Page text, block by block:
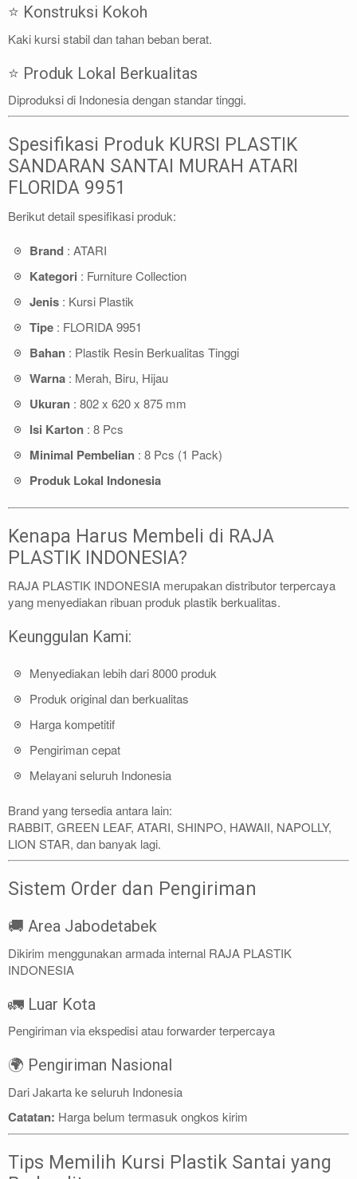
⭐ Konstruksi Kokoh
Kaki kursi stabil dan tahan beban berat.
⭐ Produk Lokal Berkualitas
Diproduksi di Indonesia dengan standar tinggi.
Spesifikasi Produk KURSI PLASTIK
SANDARAN SANTAI MURAH ATARI
FLORIDA 9951
Berikut detail spesifikasi produk:
Brand : ATARI
Kategori : Furniture Collection
Jenis : Kursi Plastik
Tipe : FLORIDA 9951
Bahan : Plastik Resin Berkualitas Tinggi
Warna : Merah, Biru, Hijau
Ukuran : 802 x 620 x 875 mm
Isi Karton : 8 Pcs
Minimal Pembelian : 8 Pcs (1 Pack)
Produk Lokal Indonesia
Kenapa Harus Membeli di RAJA
PLASTIK INDONESIA?
RAJA PLASTIK INDONESIA merupakan distributor terpercaya
yang menyediakan ribuan produk plastik berkualitas.
Keunggulan Kami:
Menyediakan lebih dari 8000 produk
Produk original dan berkualitas
Harga kompetitif
Pengiriman cepat
Melayani seluruh Indonesia
Brand yang tersedia antara lain:
RABBIT, GREEN LEAF, ATARI, SHINPO, HAWAII, NAPOLLY,
LION STAR, dan banyak lagi.
Sistem Order dan Pengiriman
🚚 Area Jabodetabek
Dikirim menggunakan armada internal RAJA PLASTIK
INDONESIA
🚛 Luar Kota
Pengiriman via ekspedisi atau forwarder terpercaya
🌍 Pengiriman Nasional
Dari Jakarta ke seluruh Indonesia
Catatan: Harga belum termasuk ongkos kirim
Tips Memilih Kursi Plastik Santai yang